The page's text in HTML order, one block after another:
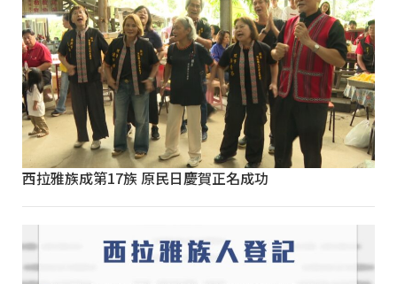
西拉雅族成第17族 原民日慶賀正名成功